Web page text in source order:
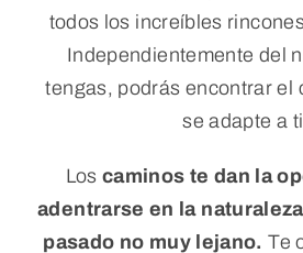
WooCommerce Cart
todos los increíbles
Independientemente del
tengas, podrás encontrar el
se adapte a
Los caminos te dan la
adentrarse en la
pasado no muy lejano. Te